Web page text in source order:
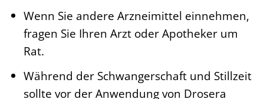
Wenn Sie andere Arzneimittel einnehmen,
fragen Sie Ihren Arzt oder Apotheker um
Rat.
Während der Schwangerschaft und Stillzeit
sollte vor der Anwendung von Drosera